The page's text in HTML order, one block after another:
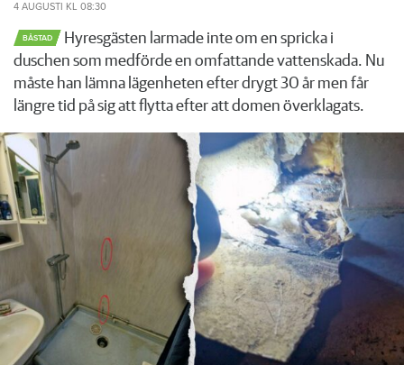
4 AUGUSTI KL 08:30
BÅSTAD
Hyresgästen larmade inte om en spricka i
duschen som medförde en omfattande vattenskada. Nu
måste han lämna lägenheten efter drygt 30 år men får
längre tid på sig att flytta efter att domen överklagats.